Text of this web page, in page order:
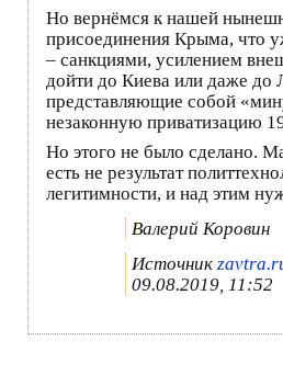
Но вернёмся к нашей
присоединения Крыма, что
– санкциями, усилением
дойти до Киева или даже до
представляющие собой
незаконную приватизацию
Но этого не было сделано.
есть не результат
легитимности, и над этим
Валерий Коровин
Источник
09.08.2019, 11:52